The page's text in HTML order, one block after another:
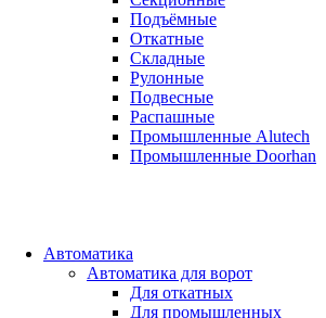
Подъёмные
Откатные
Складные
Рулонные
Подвесные
Распашные
Промышленные Alutech
Промышленные Doorhan
Автоматика
Автоматика для ворот
Для откатных
Для промышленных